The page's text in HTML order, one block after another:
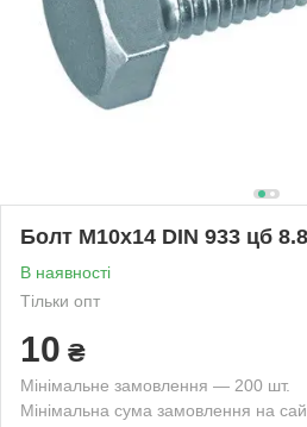
Болт М10х14 DIN 933 цб 8.8
В наявності
Тільки опт
10 ₴
Мінімальне замовлення — 200 шт.
Мінімальна сума замовлення на